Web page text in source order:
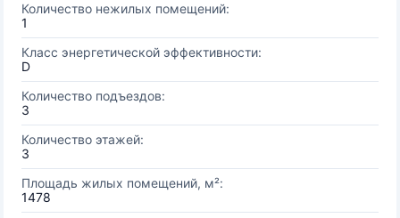
Количество нежилых помещений:
1
Класс энергетической эффективности:
D
Количество подъездов:
3
Количество этажей:
3
Площадь жилых помещений, м²:
1478